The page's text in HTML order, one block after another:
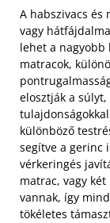
A habszivacs és
vagy
lehet a nagyobb
matracok,
elosztják a
különböző
segítve a gerinc
vérkeringés
matrac, vagy
vannak, így
tökéletes